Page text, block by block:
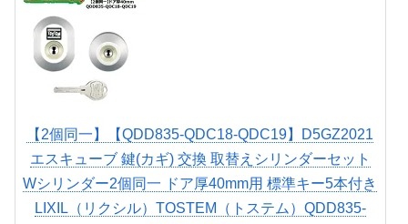
【2個同一】【QDD835-QDC18-QDC19】D5GZ2021
エスキューブ 鍵(カギ) 交換 取替えシリンダーセット
Wシリンダー2個同一 ドア厚40mm用 標準キー5本付き
LIXIL（リクシル）TOSTEM（トステム）QDD835-